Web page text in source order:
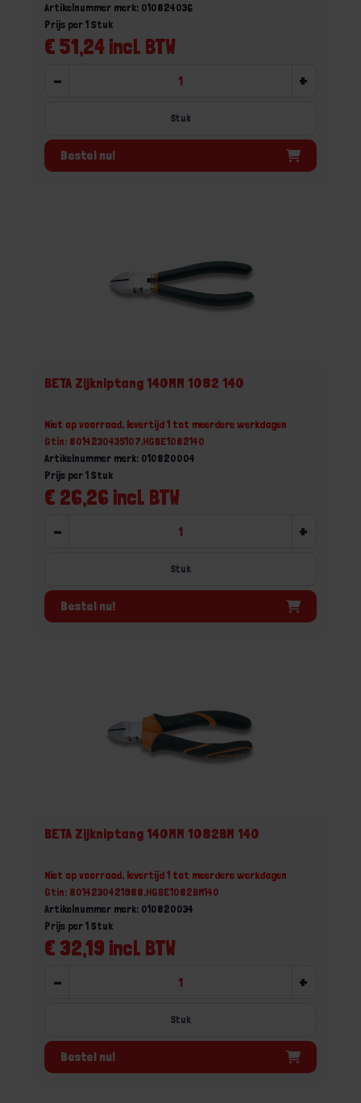
Artikelnummer merk: 010824036
€ 51,24 incl. BTW
Prijs per 1 Stuk
- +
Stuk
Bestel nu!
BETA Zijkniptang 140MM 1082 140
Niet op voorraad, levertijd 1 tot meerdere werkdagen
Gtin: 8014230435107,HGBE1082140
Artikelnummer merk: 010820004
€ 26,26 incl. BTW
Prijs per 1 Stuk
- +
Stuk
Bestel nu!
BETA Zijkniptang 140MM 1082BM 140
Niet op voorraad, levertijd 1 tot meerdere werkdagen
Gtin: 8014230421988,HGBE1082BM140
Artikelnummer merk: 010820034
€ 32,19 incl. BTW
Prijs per 1 Stuk
- +
Stuk
Bestel nu!